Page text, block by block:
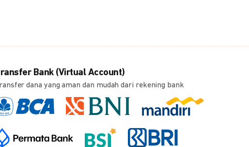
Bank (Virtual Account)
dana yang aman dan mudah dari rekening bank